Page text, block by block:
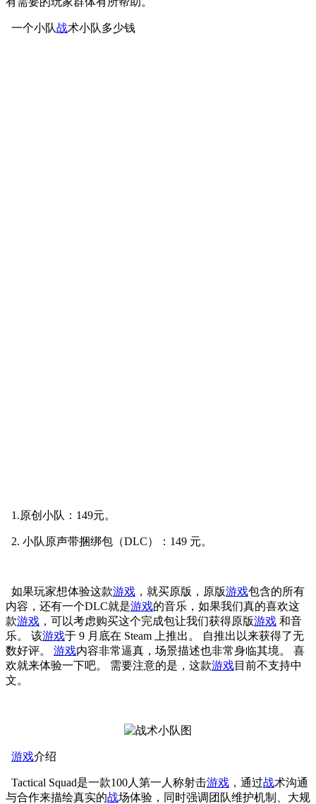
一个小队战术小队多少钱
1.原创小队：149元。
2. 小队原声带捆绑包（DLC）：149 元。
如果玩家想体验这款游戏 ，就买原版，原版游戏包含的所有
内容，还有一个DLC就是游戏的音乐，如果我们真的喜欢这
款游戏 ，可以考虑购买这个完成包让我们获得原版游戏 和音
乐。 该游戏于 9 月底在 Steam 上推出。 自推出以来获得了无
数好评。 游戏内容非常逼真，场景描述也非常身临其境。 喜
欢就来体验一下吧。 需要注意的是，这款游戏目前不支持中
文。
游戏介绍
Tactical Squad是一款100人第一人称射击游戏 ，通过战术沟通
与合作来描绘真实的战场体验，同时强调团队维护机制、大规